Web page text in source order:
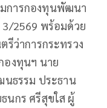
การกองทุนพัฒนา
2569 พร้อมด้วย
รีว่าการกระทรวง
องทุนฯ นาย
นธรรม ประธาน
นกร ศรีสุขใส ผู้